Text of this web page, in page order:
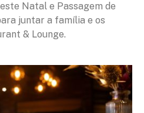
Natal e Passagem de
juntar a família e os
& Lounge.